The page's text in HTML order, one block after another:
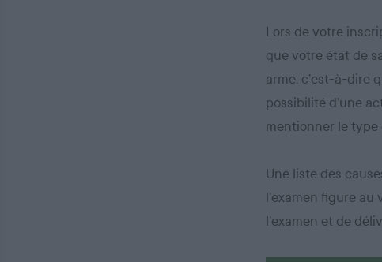
Lors de votre
que votre état de
arme, c’est-à-dire
possibilité d’une
mentionner le type
Une liste des
l’examen figure au
l’examen et de